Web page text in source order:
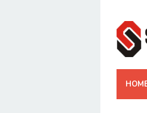
content